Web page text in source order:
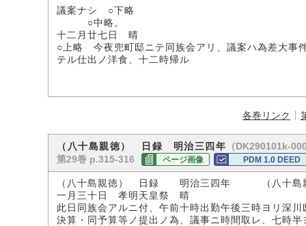
議案ナシ ○下略
○中略。
十二月廿七日 晴
○上略 今夜兜町邸ニテ同族会アリ、議案ハ為差大事
テル仕出ノ洋食、十二時帰ル
各巻リンク
（八十島親徳） 日録 明治三四年 （DK290101k-
第29巻 p.315-316
ページ画像 PDM 1.0 DEED
（八十島親徳） 日録 明治三四年 （八十島
一月三十日 孝明天皇祭 晴
此日同族会アルニ付、午前十時出勤午後三時ヨリ深
決算・同予算等ノ提出ノ為、議事ニ時間取レ、七時